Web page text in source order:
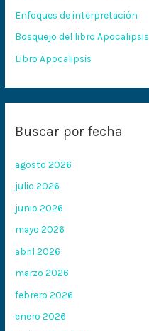
r
:
Enfoques de interpretación
Bosquejo del libro Apocalipsis
Libro Apocalipsis
Buscar por fecha
agosto 2026
julio 2026
junio 2026
mayo 2026
abril 2026
marzo 2026
febrero 2026
enero 2026